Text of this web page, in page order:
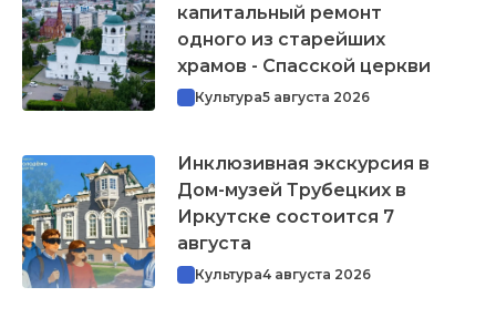
капитальный ремонт
одного из старейших
храмов - Спасской церкви
Культура5 августа 2026
Инклюзивная экскурсия в
Дом-музей Трубецких в
Иркутске состоится 7
августа
Культура4 августа 2026